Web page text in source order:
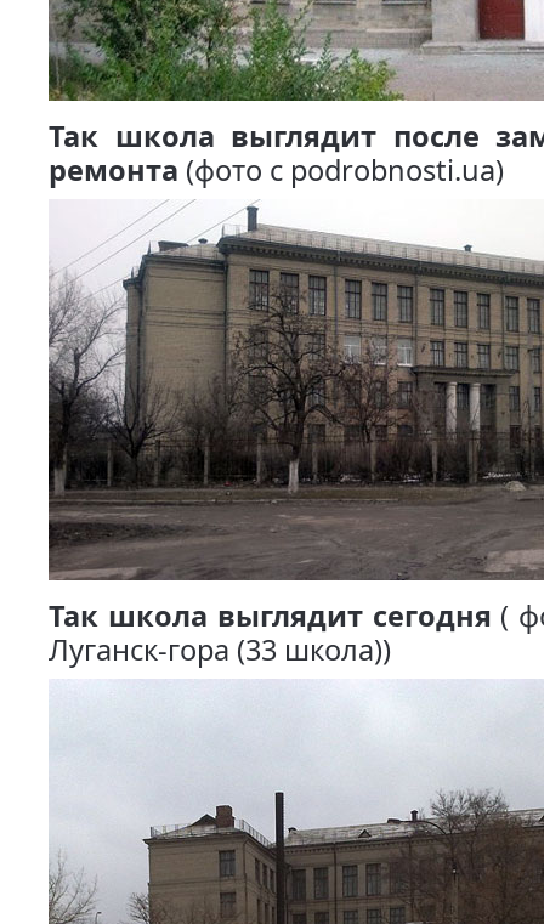
Так школа выглядит после
ремонта (фото с podrobnosti.ua)
Так школа выглядит сегодня (
Луганск-гора (33 школа))